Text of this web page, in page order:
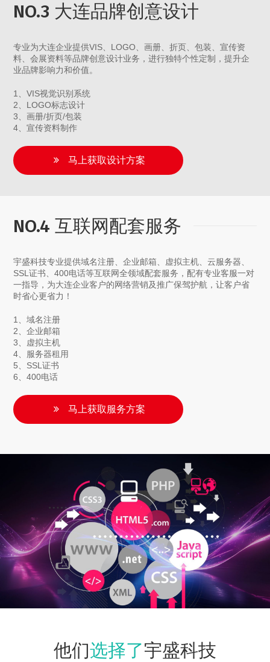
NO.3 大连品牌创意设计
专业为大连企业提供VIS、LOGO、画册、折页、包装、宣传资
料、会展资料等品牌创意设计业务，进行独特个性定制，提升企
业品牌影响力和价值。
1、VIS视觉识别系统
2、LOGO标志设计
3、画册/折页/包装
4、宣传资料制作
马上获取设计方案
NO.4 互联网配套服务
宇盛科技专业提供域名注册、企业邮箱、虚拟主机、云服务器、
SSL证书、400电话等互联网全领域配套服务，配有专业客服一对
一指导，为大连企业客户的网络营销及推广保驾护航，让客户省
时省心更省力！
1、域名注册
2、企业邮箱
3、虚拟主机
4、服务器租用
5、SSL证书
6、400电话
马上获取服务方案
他们选择了宇盛科技